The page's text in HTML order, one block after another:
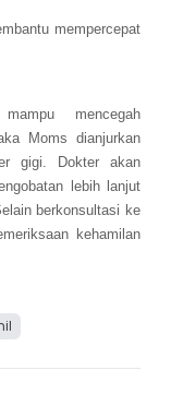
mempercepat
mencegah
Moms dianjurkan
gigi. Dokter akan
lebih lanjut
berkonsultasi ke
kehamilan